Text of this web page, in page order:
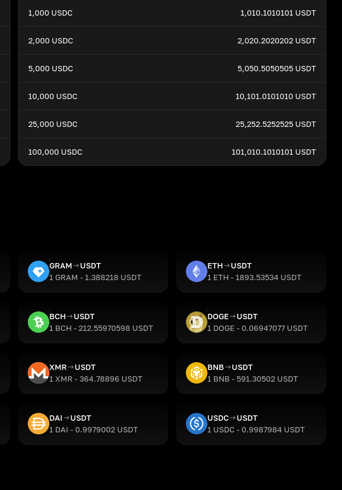
1,000 USDC 1,010.1010101 USDT
2,000 USDC 2,020.2020202 USDT
5,000 USDC 5,050.5050505 USDT
10,000 USDC 10,101.0101010 USDT
25,000 USDC 25,252.5252525 USDT
100,000 USDC 101,010.1010101 USDT
GRAM
USDT
1 GRAM - 1.388218 USDT
ETH
USDT
1 ETH - 1893.53534 USDT
BCH
USDT
1 BCH - 212.55970598 USDT
DOGE
USDT
1 DOGE - 0.06947077 USDT
XMR
USDT
1 XMR - 364.78896 USDT
BNB
USDT
1 BNB - 591.30502 USDT
DAI
USDT
1 DAI - 0.9979002 USDT
USDC
USDT
1 USDC - 0.9987984 USDT